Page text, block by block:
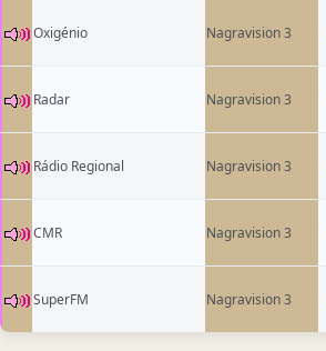
Oxigénio Nagravision 3
Radar Nagravision 3
Rádio Regional Nagravision 3
CMR Nagravision 3
SuperFM Nagravision 3